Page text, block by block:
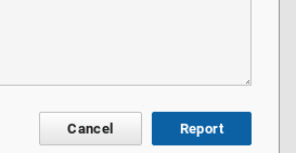
Cancel Report